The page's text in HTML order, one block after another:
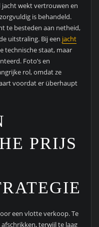
wekt vertrouwen en
is behandeld.
te besteden aan netheid,
uitstraling. Bij een jacht
technische staat, maar
Foto’s en
rol, omdat ze
voordat er überhaupt
PRIJS
een vlotte verkoop. Te
terwijl te laag